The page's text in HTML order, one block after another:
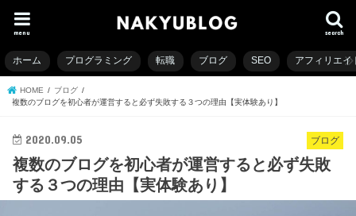
search
menu
ホーム プログラミング 転職 ブログ SEO アフィリエイ
HOME
ブログ
複数のブログを初心者が運営すると必ず失敗する３つの理由【実体験あり】
ブログ
2020.09.05
複数のブログを初心者が運営すると必ず失敗
する３つの理由【実体験あり】